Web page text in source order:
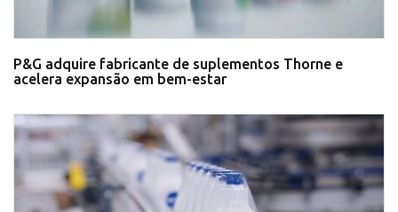
P&G adquire fabricante de suplementos Thorne e
acelera expansão em bem-estar